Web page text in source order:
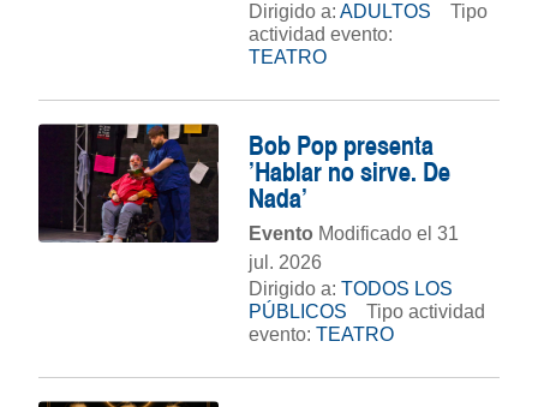
Dirigido a: ADULTOS
Tipo
actividad evento:
TEATRO
Bob Pop presenta
'Hablar no sirve. De
Nada'
Evento Modificado el 31
jul. 2026
Dirigido a: TODOS LOS
PÚBLICOS
Tipo actividad
evento: TEATRO